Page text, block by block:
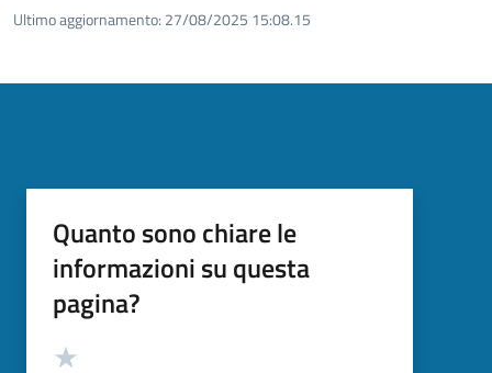
Ultimo aggiornamento: 27/08/2025 15:08.15
Quanto sono chiare le
informazioni su questa
pagina?
Valutazione